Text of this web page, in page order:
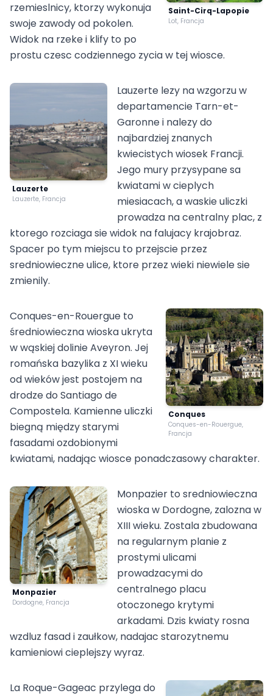
Saint-Cirq-Lapopie
Lot, Francja
rzemieslnicy, ktorzy wykonuja
swoje zawody od pokolen.
Widok na rzeke i klify to po
prostu czesc codziennego zycia w tej wiosce.
Lauzerte
Lauzerte, Francja
Lauzerte lezy na wzgorzu w
departamencie Tarn-et-
Garonne i nalezy do
najbardziej znanych
kwiecistych wiosek Francji.
Jego mury przysypane sa
kwiatami w cieplych
miesiacach, a waskie uliczki
prowadza na centralny plac, z
ktorego rozciaga sie widok na falujacy krajobraz.
Spacer po tym miejscu to przejscie przez
sredniowieczne ulice, ktore przez wieki niewiele sie
zmienily.
Conques
Conques-en-Rouergue,
Francja
Conques-en-Rouergue to
średniowieczna wioska ukryta
w wąskiej dolinie Aveyron. Jej
romańska bazylika z XI wieku
od wieków jest postojem na
drodze do Santiago de
Compostela. Kamienne uliczki
biegną między starymi
fasadami ozdobionymi
kwiatami, nadając wiosce ponadczasowy charakter.
Monpazier
Dordogne, Francja
Monpazier to sredniowieczna
wioska w Dordogne, zalozna w
XIII wieku. Zostala zbudowana
na regularnym planie z
prostymi ulicami
prowadzacymi do
centralnego placu
otoczonego krytymi
arkadami. Dzis kwiaty rosna
wzdluz fasad i zaułkow, nadajac starozytnemu
kamieniowi cieplejszy wyraz.
La Roque-Gageac przylega do